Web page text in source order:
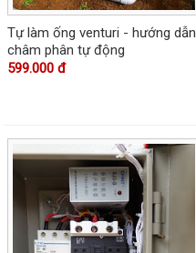
Tự làm ống venturi - hướng dẫn
châm phân tự động
599.000 đ